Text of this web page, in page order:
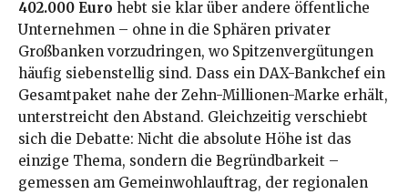
402.000 Euro hebt sie klar über andere öffentliche
Unternehmen – ohne in die Sphären privater
Großbanken vorzudringen, wo Spitzenvergütungen
häufig siebenstellig sind. Dass ein DAX-Bankchef ein
Gesamtpaket nahe der Zehn-Millionen-Marke erhält,
unterstreicht den Abstand. Gleichzeitig verschiebt
sich die Debatte: Nicht die absolute Höhe ist das
einzige Thema, sondern die Begründbarkeit –
gemessen am Gemeinwohlauftrag, der regionalen